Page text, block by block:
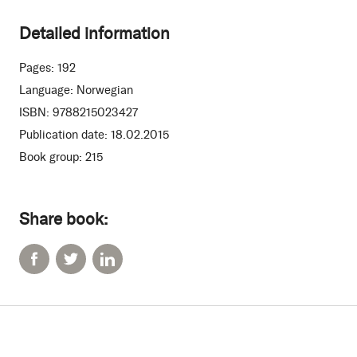
Share book:
Detailed information
Pages: 192
Language: Norwegian
ISBN: 9788215023427
Publication date: 18.02.2015
Book group: 215